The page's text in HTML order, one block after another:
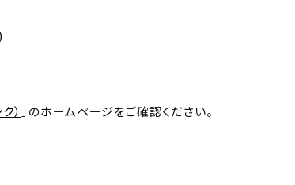
） 」のホームページをご確認ください。